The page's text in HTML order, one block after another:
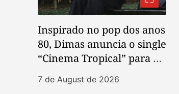
Inspirado no pop dos anos
80, Dimas anuncia o single
“Cinema Tropical” para o
7 de August de 2026